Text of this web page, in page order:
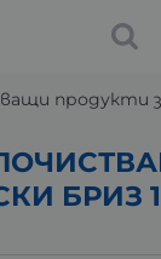
продукти
БРИЗ